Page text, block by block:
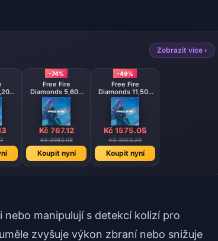
Zobrazit více ›
】
-74%
Free Fire
Diamonds 5,600
Diamonds
Kč 767.12
Kč 2983.08
Koupit nyní
-49%
Free Fire
Diamonds 11,500
Diamonds
Kč 1575.05
Kč 3072.29
Koupit nyní
manipulují s detekcí kolizí pro
uměle zvyšuje výkon zbraní nebo snižuje